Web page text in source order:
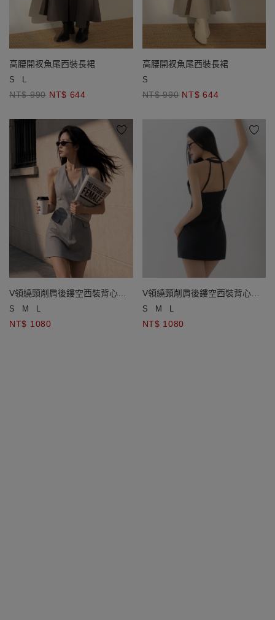
高腰開衩魚尾西裝長裙
S
NT$ 990 NT$ 644
高腰開衩魚尾西裝長裙
S
NT$ 990 NT$ 644
V領繞頸削肩後鏤空西裝背心短
洋裝
S M
NT$ 1080
V領繞頸削肩後鏤空西裝背心短
洋裝
S M
NT$ 1080